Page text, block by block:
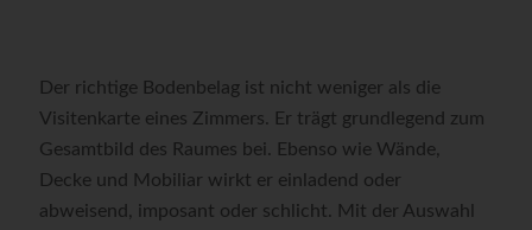
Der richtige Bodenbelag ist nicht weniger als die
Visitenkarte eines Zimmers. Er trägt grundlegend zum
Gesamtbild des Raumes bei. Ebenso wie Wände,
Decke und Mobiliar wirkt er einladend oder
abweisend, imposant oder schlicht. Mit der Auswahl